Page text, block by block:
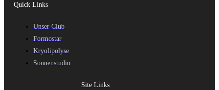
Quick Links
Unser Club
Formostar
Kryolipolyse
Sonnenstudio
Site Links